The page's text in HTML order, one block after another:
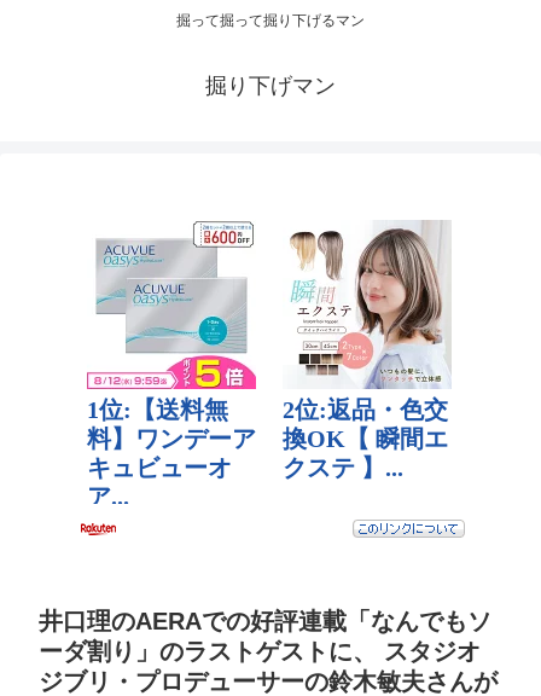
掘って掘って掘り下げるマン
掘り下げマン
井口理のAERAでの好評連載「なんでもソ
ーダ割り」のラストゲストに、 スタジオ
ジブリ・プロデューサーの鈴木敏夫さんが